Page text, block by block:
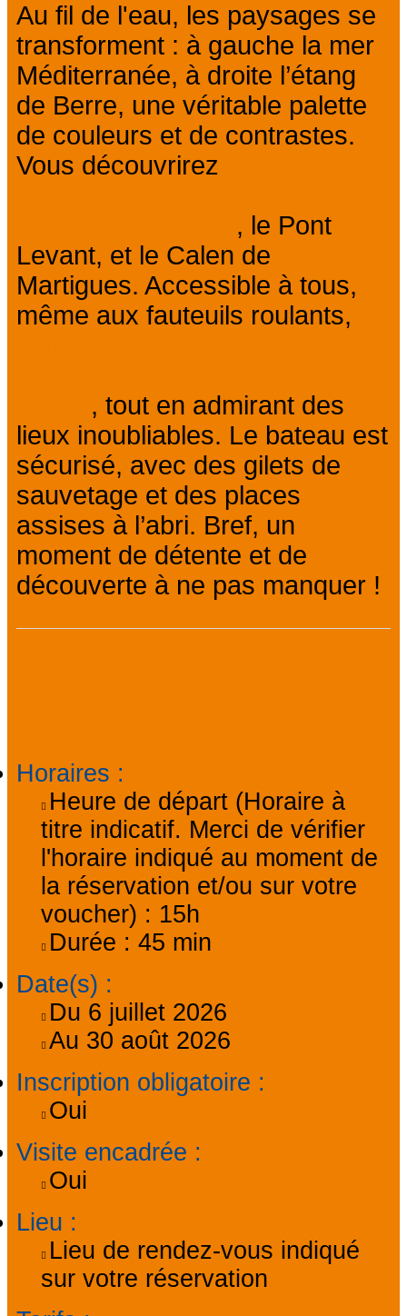
Au fil de l'eau, les paysages se
transforment : à gauche la mer
Méditerranée, à droite l’étang
de Berre, une véritable palette
de couleurs et de contrastes.
Vous découvrirez
, le Pont
Levant, et le Calen de
Martigues. Accessible à tous,
même aux fauteuils roulants,
, tout en admirant des
lieux inoubliables. Le bateau est
sécurisé, avec des gilets de
sauvetage et des places
assises à l’abri. Bref, un
moment de détente et de
découverte à ne pas manquer !
Horaires :
Heure de départ (Horaire à
titre indicatif. Merci de vérifier
l'horaire indiqué au moment de
la réservation et/ou sur votre
voucher) : 15h
Durée : 45 min
Date(s) :
Du 6 juillet 2026
Au 30 août 2026
Inscription obligatoire :
Oui
Visite encadrée :
Oui
Lieu :
Lieu de rendez-vous indiqué
sur votre réservation